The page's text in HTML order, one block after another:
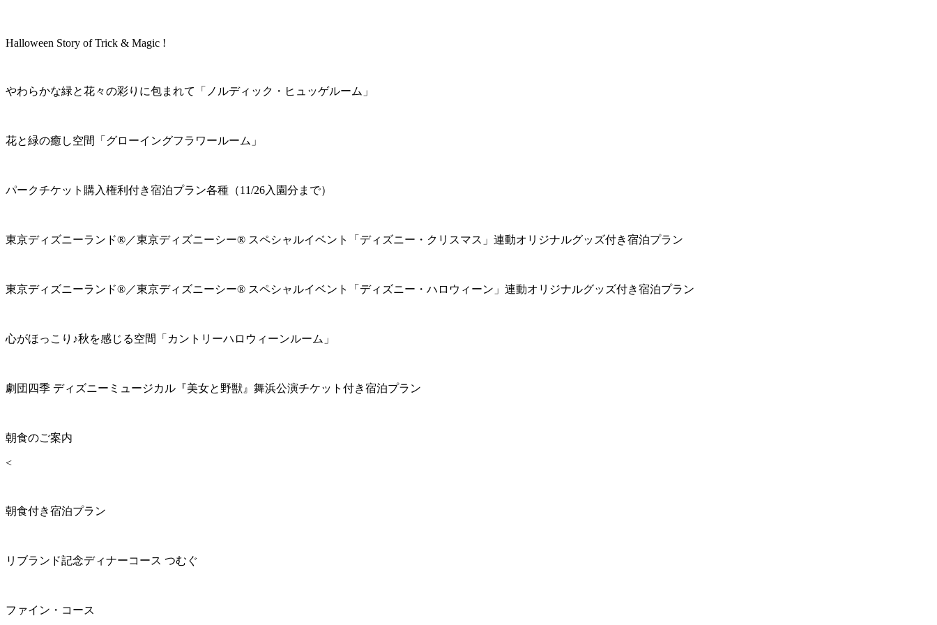
Halloween Story of Trick & Magic !
やわらかな緑と花々の彩りに包まれて「ノルディック・ヒュッゲルーム」
花と緑の癒し空間「グローイングフラワールーム」
パークチケット購入権利付き宿泊プラン各種（11/26入園分まで）
東京ディズニーランド®／東京ディズニーシー® スペシャルイベント「ディズニー・クリスマス」連動オリジナルグッズ付き宿泊プラン
東京ディズニーランド®／東京ディズニーシー® スペシャルイベント「ディズニー・ハロウィーン」連動オリジナルグッズ付き宿泊プラン
心がほっこり♪秋を感じる空間「カントリーハロウィーンルーム」
劇団四季 ディズニーミュージカル『美女と野獣』舞浜公演チケット付き宿泊プラン
朝食のご案内
<
朝食付き宿泊プラン
リブランド記念ディナーコース つむぐ
ファイン・コース